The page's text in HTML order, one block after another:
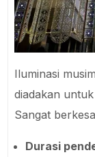
Iluminasi
diadakan
Sangat
Durasi